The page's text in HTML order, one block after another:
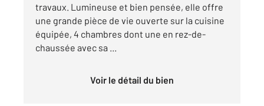
travaux. Lumineuse et bien pensée, elle offre
une grande pièce de vie ouverte sur la cuisine
équipée, 4 chambres dont une en rez-de-
chaussée avec sa ...
Voir le détail du bien